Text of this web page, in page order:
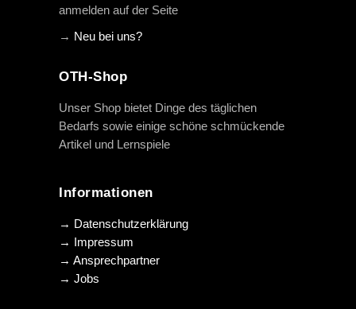
anmelden auf der Seite
→ Neu bei uns?
OTH-Shop
Unser Shop bietet Dinge des täglichen
Bedarfs sowie einige schöne schmückende
Artikel und Lernspiele
Informationen
→ Datenschutzerklärung
→ Impressum
→ Ansprechpartner
→ Jobs